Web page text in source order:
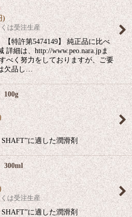
)
は受注生産
【特許第5474149】 純正品に比べ
詳細は、http://www.peo.nara.jpま
べく努力をしておりますが、ご要
欠品し…
100g
に適した潤滑剤
300ml
は受注生産
に適した潤滑剤